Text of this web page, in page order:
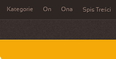
Kategorie On Ona Spis Treści